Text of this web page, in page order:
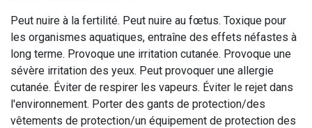
Peut nuire à la fertilité. Peut nuire au fœtus. Toxique pour
les organismes aquatiques, entraîne des effets néfastes à
long terme. Provoque une irritation cutanée. Provoque une
sévère irritation des yeux. Peut provoquer une allergie
cutanée. Éviter de respirer les vapeurs. Éviter le rejet dans
l'environnement. Porter des gants de protection/des
vêtements de protection/un équipement de protection des